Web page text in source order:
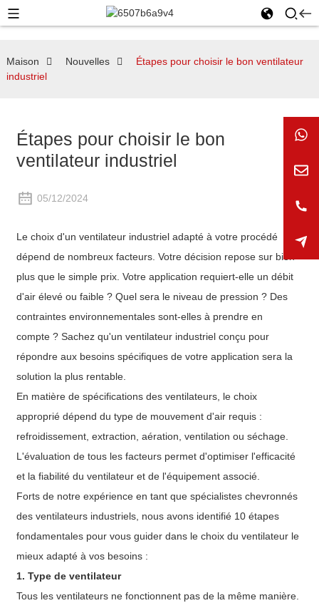
Maison Nouvelles
Étapes pour choisir le bon ventilateur
industriel
Étapes pour choisir le bon
ventilateur industriel
05/12/2024
Le choix d'un ventilateur industriel adapté à votre procédé
dépend de nombreux facteurs. Votre décision repose sur bien
plus que le simple prix. Votre application requiert-elle un débit
d'air élevé ou faible ? Quel sera le niveau de pression ? Des
contraintes environnementales sont-elles à prendre en
compte ? Sachez qu'un ventilateur industriel conçu pour
répondre aux besoins spécifiques de votre application sera la
solution la plus rentable.
En matière de spécifications des ventilateurs, le choix
approprié dépend du type de mouvement d'air requis :
refroidissement, extraction, aération, ventilation ou séchage.
L'évaluation de tous les facteurs permet d'optimiser l'efficacité
et la fiabilité du ventilateur et de l'équipement associé.
Forts de notre expérience en tant que spécialistes chevronnés
des ventilateurs industriels, nous avons identifié 10 étapes
fondamentales pour vous guider dans le choix du ventilateur le
mieux adapté à vos besoins :
1. Type de ventilateur
Tous les ventilateurs ne fonctionnent pas de la même manière.